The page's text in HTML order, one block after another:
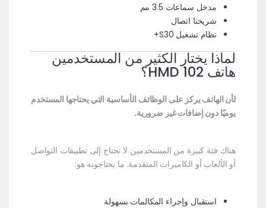
مدخل سماعات 3.5 مم
شريحتا اتصال
نظام تشغيل S30+
لماذا يختار الكثير من المستخدمين
هاتف HMD 102؟
لأن الهاتف يركز على الوظائف الأساسية التي يحتاجها المستخدم
يوميًا دون إضافات غير ضرورية.
هناك فئة كبيرة من المستخدمين لا تحتاج إلى تطبيقات التواصل
أو الألعاب أو الكاميرات المتقدمة. ما يحتاجونه هو:
استقبال وإجراء المكالمات بسهولة